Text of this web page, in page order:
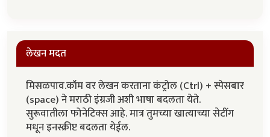
लेखन मदत
मिसळपाव.कॉम वर लेखन करताना कंट्रोल (Ctrl) + स्पेसबार
(space) ने मराठी इंग्रजी अशी भाषा बदलता येते.
सुरूवातीला फोनेटिक्स आहे. मात्र तुमच्या खात्याच्या सेटींग
मधून इनस्क्रीप्ट बदलता येईल.